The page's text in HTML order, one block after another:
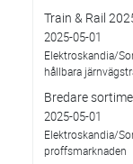
Train & Rail
2025-05-01
Elektroskandia/
hållbara
Bredare
2025-05-01
Elektroskandia/
proffsmarknaden